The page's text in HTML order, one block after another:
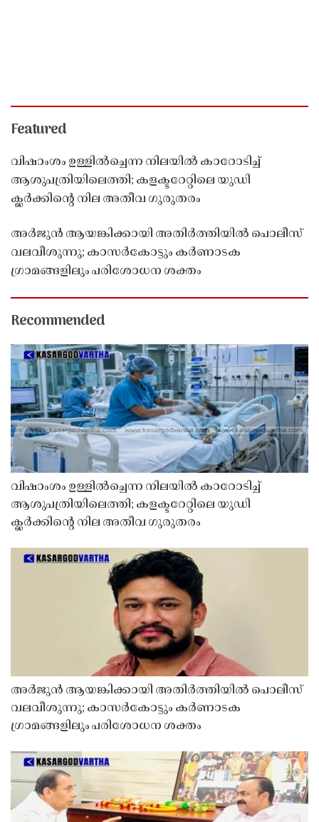
Featured
വിഷാംശം ഉള്ളിൽച്ചെന്ന നിലയിൽ കാറോടിച്ച്
ആശുപത്രിയിലെത്തി; കളക്ടറേറ്റിലെ യുഡി
ക്ലർക്കിൻ്റെ നില അതീവ ഗുരുതരം
അർജുൻ ആയങ്കിക്കായി അതിർത്തിയിൽ പൊലീസ്
വലവീശുന്നു; കാസർകോട്ടും കർണാടക
ഗ്രാമങ്ങളിലും പരിശോധന ശക്തം
Recommended
വിഷാംശം ഉള്ളിൽച്ചെന്ന നിലയിൽ കാറോടിച്ച്
ആശുപത്രിയിലെത്തി; കളക്ടറേറ്റിലെ യുഡി
ക്ലർക്കിൻ്റെ നില അതീവ ഗുരുതരം
അർജുൻ ആയങ്കിക്കായി അതിർത്തിയിൽ പൊലീസ്
വലവീശുന്നു; കാസർകോട്ടും കർണാടക
ഗ്രാമങ്ങളിലും പരിശോധന ശക്തം